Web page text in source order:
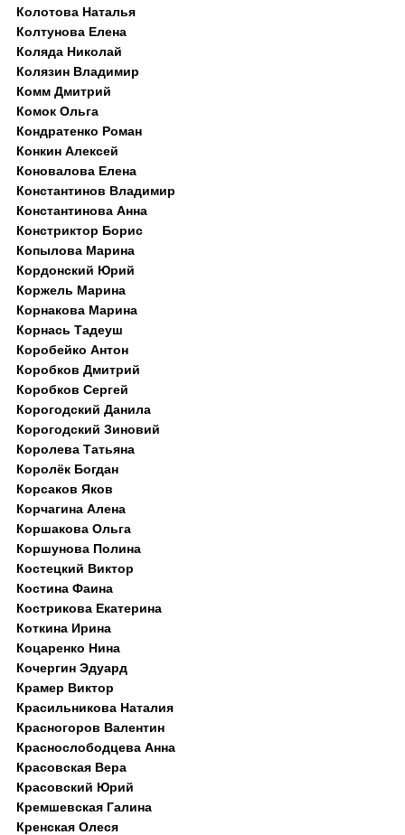
Колотова Наталья
Колтунова Елена
Коляда Николай
Колязин Владимир
Комм Дмитрий
Комок Ольга
Кондратенко Роман
Конкин Алексей
Коновалова Елена
Константинов Владимир
Константинова Анна
Констриктор Борис
Копылова Марина
Кордонский Юрий
Коржель Марина
Корнакова Марина
Корнась Тадеуш
Коробейко Антон
Коробков Дмитрий
Коробков Сергей
Корогодский Данила
Корогодский Зиновий
Королева Татьяна
Королёк Богдан
Корсаков Яков
Корчагина Алена
Коршакова Ольга
Коршунова Полина
Костецкий Виктор
Костина Фаина
Кострикова Екатерина
Коткина Ирина
Коцаренко Нина
Кочергин Эдуард
Крамер Виктор
Красильникова Наталия
Красногоров Валентин
Краснослободцева Анна
Красовская Вера
Красовский Юрий
Кремшевская Галина
Кренская Олеся